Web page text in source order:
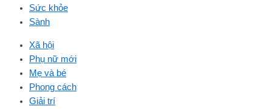
Sức khỏe
Sành
Xã hội
Phụ nữ mới
Mẹ và bé
Phong cách
Giải trí